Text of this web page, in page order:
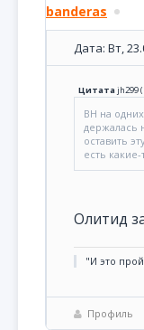
banderas
Дата: Вт,
Цитатаjh299(
ВН на
держалась
оставить
есть
Олитид
"И это
Профиль